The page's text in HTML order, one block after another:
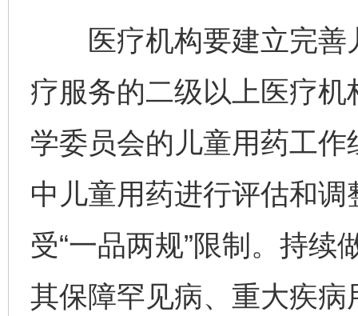
医疗机构要建立完善
疗服务的二级以上医疗
学委员会的儿童用药工
中儿童用药进行评估和
受“一品两规”限制。持
其保障罕见病、重大疾